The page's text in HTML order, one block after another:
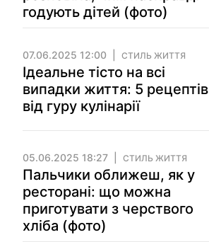
годують дітей (фото)
07.06.2025 12:00 СТИЛЬ ЖИТТЯ
Ідеальне тісто на всі
випадки життя: 5 рецептів
від гуру кулінарії
05.06.2025 18:27 СТИЛЬ ЖИТТЯ
Пальчики оближеш, як у
ресторані: що можна
приготувати з черствого
хліба (фото)